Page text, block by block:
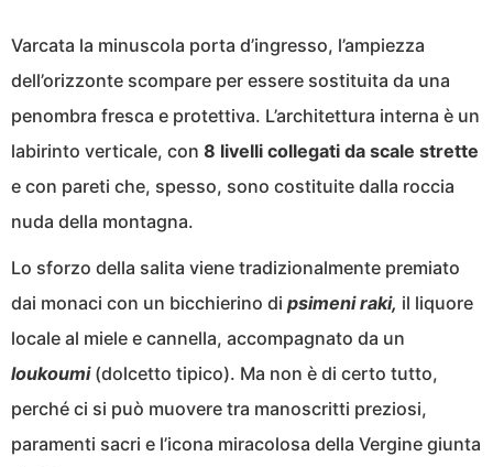
Varcata la minuscola porta d’ingresso, l’ampiezza
dell’orizzonte scompare per essere sostituita da una
penombra fresca e protettiva. L’architettura interna è un
labirinto verticale, con 8 livelli collegati da scale strette
e con pareti che, spesso, sono costituite dalla roccia
nuda della montagna.
Lo sforzo della salita viene tradizionalmente premiato
dai monaci con un bicchierino di psimeni raki, il liquore
locale al miele e cannella, accompagnato da un
loukoumi (dolcetto tipico). Ma non è di certo tutto,
perché ci si può muovere tra manoscritti preziosi,
paramenti sacri e l’icona miracolosa della Vergine giunta